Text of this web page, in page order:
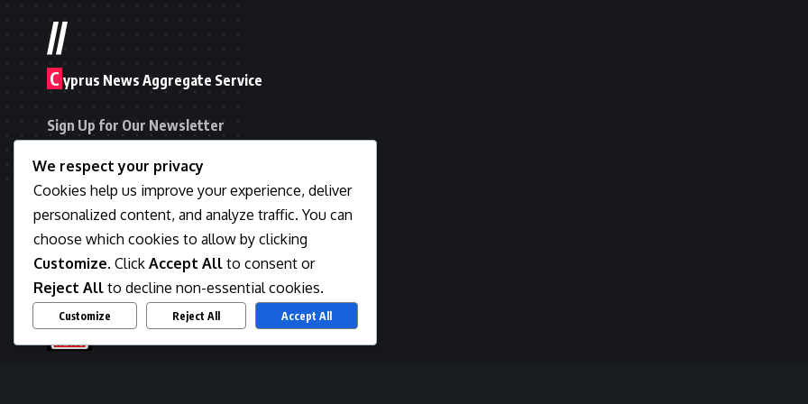
Last updated: March 16, 2026 3:23 am
Newsman
We respect your privacy
Cookies help us improve your experience, deliver
personalized content, and analyze traffic. You can
choose which cookies to allow by clicking
Customize. Click Accept All to consent or
Reject All to decline non-essential cookies.
Customize Reject All Accept All